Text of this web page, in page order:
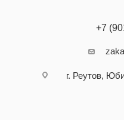
+7
г. Реутов,